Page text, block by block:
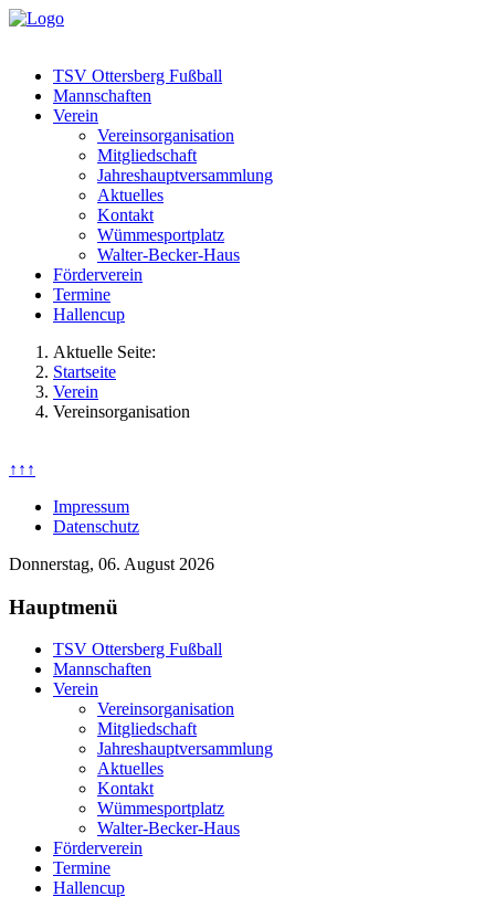
TSV Ottersberg Fußball
Mannschaften
Verein
Vereinsorganisation
Mitgliedschaft
Jahreshauptversammlung
Aktuelles
Kontakt
Wümmesportplatz
Walter-Becker-Haus
Förderverein
Termine
Hallencup
Aktuelle Seite:
Startseite
Verein
Vereinsorganisation
↑↑↑
Impressum
Datenschutz
Donnerstag, 06. August 2026
Hauptmenü
TSV Ottersberg Fußball
Mannschaften
Verein
Vereinsorganisation
Mitgliedschaft
Jahreshauptversammlung
Aktuelles
Kontakt
Wümmesportplatz
Walter-Becker-Haus
Förderverein
Termine
Hallencup